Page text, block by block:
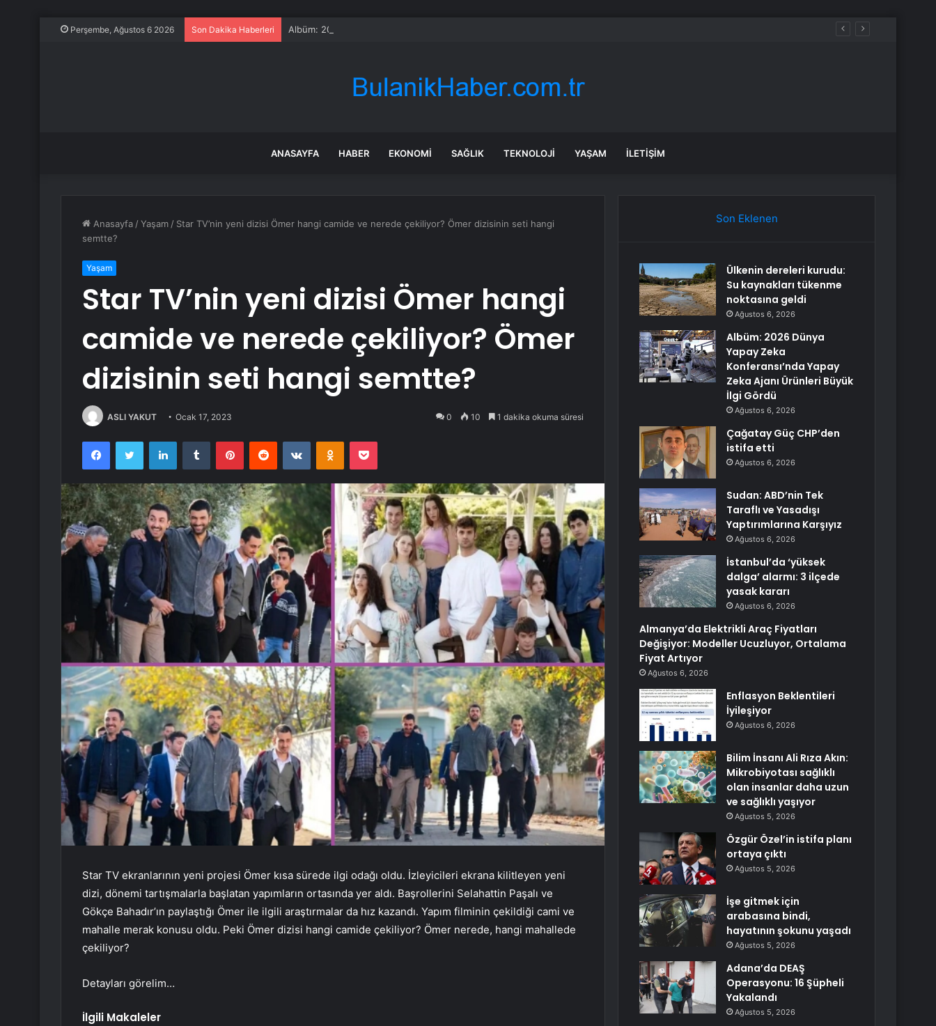
Perşembe, Ağustos 6 2026 Son Dakika Haberleri Albüm: 2026 Dünya Yapay Zeka Konferansı’nda Yapay Zeka Ajanı Ürünleri Büyük İlgi Gördü
ANASAYFA HABER EKONOMI SAĞLIK TEKNOLOJI YAŞAM İLETIŞIM
Anasayfa /Yaşam / Star TV’nin yeni dizisi Ömer hangi camide ve nerede çekiliyor? Ömer dizisinin seti hangi
semtte?
Yaşam
Star TV’nin yeni dizisi Ömer hangi
camide ve nerede çekiliyor? Ömer
dizisinin seti hangi semtte?
ASLI YAKUT Ocak 17, 2023 0 10 1 dakika okuma süresi
FacebookTwitter LinkedInTumblr PinterestReddit VKontakteOdnoklassniki
Pocket
Star TV ekranlarının yeni projesi Ömer kısa sürede ilgi odağı oldu. İzleyicileri ekrana kilitleyen yeni
dizi, dönemi tartışmalarla başlatan yapımların ortasında yer aldı. Başrollerini Selahattin Paşalı ve
Gökçe Bahadır’ın paylaştığı Ömer ile ilgili araştırmalar da hız kazandı. Yapım filminin çekildiği cami ve
mahalle merak konusu oldu. Peki Ömer dizisi hangi camide çekiliyor? Ömer nerede, hangi mahallede
çekiliyor?
Detayları görelim…
İlgili Makaleler
Son Eklenen
Ülkenin dereleri kurudu:
Su kaynakları tükenme
noktasına geldi
Ağustos 6, 2026
Albüm: 2026 Dünya
Yapay Zeka
Konferansı’nda Yapay
Zeka Ajanı Ürünleri Büyük
İlgi Gördü
Ağustos 6, 2026
Çağatay Güç CHP’den
istifa etti
Ağustos 6, 2026
Sudan: ABD’nin Tek
Taraflı ve Yasadışı
Yaptırımlarına Karşıyız
Ağustos 6, 2026
İstanbul’da ‘yüksek
dalga’ alarmı: 3 ilçede
yasak kararı
Ağustos 6, 2026
Almanya’da Elektrikli Araç Fiyatları
Değişiyor: Modeller Ucuzluyor, Ortalama
Fiyat Artıyor
Ağustos 6, 2026
Enflasyon Beklentileri
İyileşiyor
Ağustos 6, 2026
Bilim İnsanı Ali Rıza Akın:
Mikrobiyotası sağlıklı
olan insanlar daha uzun
ve sağlıklı yaşıyor
Ağustos 5, 2026
Özgür Özel’in istifa planı
ortaya çıktı
Ağustos 5, 2026
İşe gitmek için
arabasına bindi,
hayatının şokunu yaşadı
Ağustos 5, 2026
Adana’da DEAŞ
Operasyonu: 16 Şüpheli
Yakalandı
Ağustos 5, 2026